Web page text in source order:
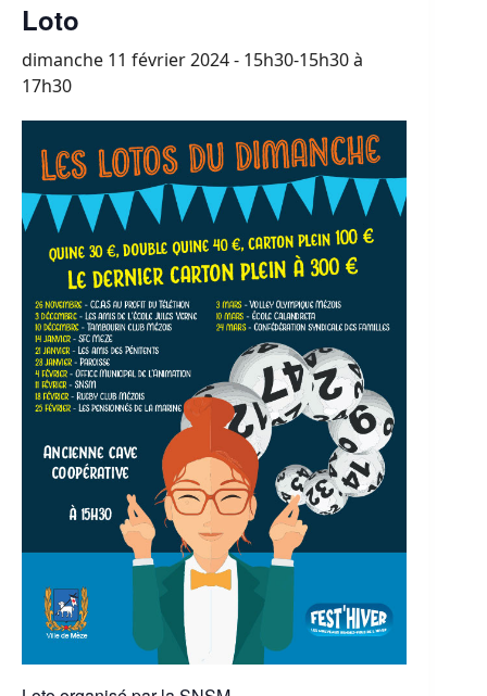
Loto
dimanche 11 février 2024 - 15h30-15h30à
17h30